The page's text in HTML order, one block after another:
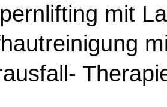
mit